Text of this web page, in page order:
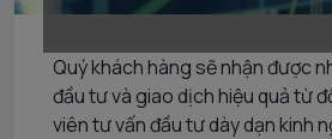
Quý khách hàng sẽ nhận được
đầu tư và giao dịch hiệu quả từ
viên tư vấn đầu tư dày dạn kinh